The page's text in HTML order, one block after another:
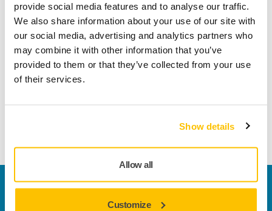
provide social media features and to analyse our traffic.
We also share information about your use of our site with
our social media, advertising and analytics partners who
may combine it with other information that you’ve
provided to them or that they’ve collected from your use
of their services.
Show details
Allow all
Customize
Műszaki részletek Letöltések
Ez a tartós, sokoldalú csiszolóanyag nagyon jól használható
nagy sebességű csiszoláshoz számos alkalmazási területen.
A Gold félig nyitott és speciális sztearátbevonattal
Vegye fel velünk a kapcsolatot
Szeretne többet tudni?Kérjük, vegye fel velünk a